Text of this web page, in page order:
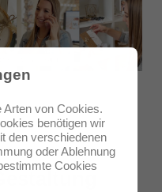
von Cookies.
benötigen wir
den verschiedenen
oder Ablehnung
Cookies